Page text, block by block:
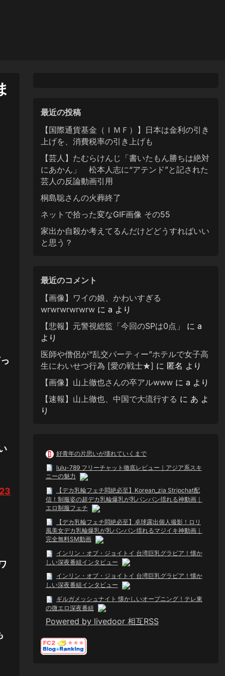
最近の投稿
【国際通貨基金（ＩＭＦ）】日本は金利の引き
上げを、消費税率の引き上げも
【芸人】たむらけんじ「書いたもん勝ちは絶対
にあかん」 松本人志に“アテンド”と記された
芸人の反論動画引用
桐島聡さんの火葬終了
ネットで拾った変なGIF画像 その55
家出か自殺か考えてるんだけどどうすればいい
と思う？
最近のコメント
【画像】ワイの娘、かわいすぎる
wrwrwrwrwrwに a より
【悲報】元警視総監「今回のSPは0点」
に a
より
医師や僧侶が“乱交パーティー”ホテルで女子高
生にわいせつ行為 [愛の戦士★] に 匿名 より
【画像】山上徹也さんの卒アルwwwに a より
【速報】山上徹也、中国で大流行する に あ よ
り
好青年の片思いが壊れていくまで
lulu-789 フリーチャット徹底レビュー｜アジア系スキ
ニーの魅力
【デカ乳輪フェチ悶絶必至】Korean_zia Stripchat配
信！制服姿の超デカ乳輪爆乳が乳パンパン揺れる神動画｜
エロ制服フェチ
【デカ乳輪フェチ悶絶必至】卓球露出個人撮影！ロリ
風美女デカ乳輪爆乳が乳パンパン揺れるマジイキ神動画｜
完全無料SM動画
インリン・オブ・ジョイトイ 台湾巨乳グラビア！懐か
しい深夜番組インタビュー
インリン・オブ・ジョイトイ 台湾巨乳グラビア！懐か
しい深夜番組インタビュー
ギルガメッシュナイト 懐かしいオープニング！テレ東
の微エロ深夜番組
Powered by livedoor 相互RSS